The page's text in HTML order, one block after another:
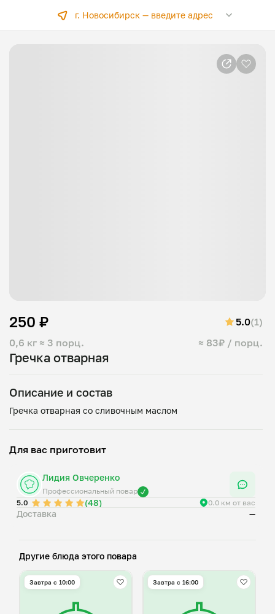
г. Новосибирск —введите адрес
Гречка отварная
0,6 кг ≈ 3 порц. ≈ 83₽ / порц.
250 ₽ 5.0(1)
Описание и состав
Для вас приготовит
Лидия Овчеренко
Профессиональный повар
5.0
(48) 0.0 км от вас
Доставка —
Другие блюда этого повара
Завтра c 10:00 Завтра c 16:00